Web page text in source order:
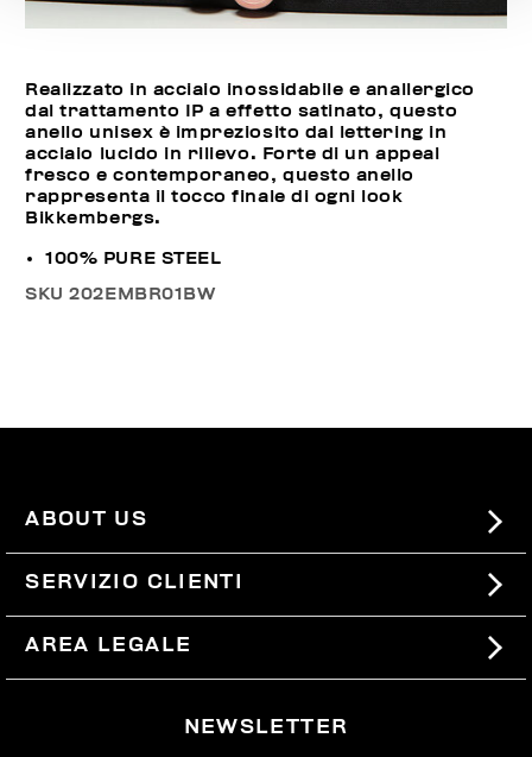
Realizzato in acciaio inossidabile e anallergico
dal trattamento IP a effetto satinato, questo
anello unisex è impreziosito dal lettering in
acciaio lucido in rilievo. Forte di un appeal
fresco e contemporaneo, questo anello
rappresenta il tocco finale di ogni look
Bikkembergs.
100% PURE STEEL
SKU202EMBR01BW
ABOUT US
#BKKWORLD
SITEMAP
SERVIZIO CLIENTI
SPEDIZIONI
RESI
AREA LEGALE
NEWSLETTER